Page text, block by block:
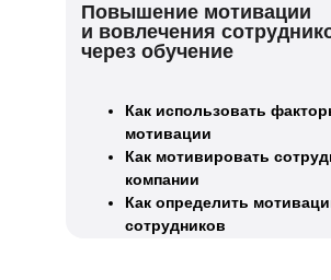
Повышение мотивации
и вовлечения
через обучение
Как использовать
мотивации
Как мотивировать
компании
Как определить
сотрудников